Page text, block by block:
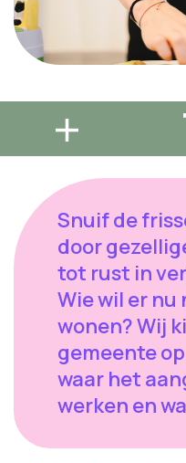
Snuif de
door
tot rust in
Wie wil er
wonen? Wij
gemeente
waar het
werken en